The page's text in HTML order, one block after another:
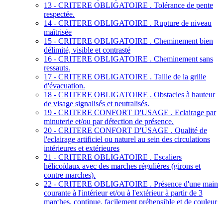
13 - CRITERE OBLIGATOIRE . Tolérance de pente
respectée.
14 - CRITERE OBLIGATOIRE . Rupture de niveau
maîtrisée
15 - CRITERE OBLIGATOIRE . Cheminement bien
délimité, visible et contrasté
16 - CRITERE OBLIGATOIRE . Cheminement sans
ressauts.
17 - CRITERE OBLIGATOIRE . Taille de la grille
d'évacuation.
18 - CRITERE OBLIGATOIRE . Obstacles à hauteur
de visage signalisés et neutralisés.
19 - CRITERE CONFORT D'USAGE . Eclairage par
minuterie et/ou par détection de présence.
20 - CRITERE CONFORT D'USAGE . Qualité de
l'eclairage artificiel ou naturel au sein des circulations
intérieures et extérieures
21 - CRITERE OBLIGATOIRE . Escaliers
hélicoïdaux avec des marches régulières (girons et
contre marches).
22 - CRITERE OBLIGATOIRE . Présence d'une main
courante à l'intérieur et/ou à l'extérieur à partir de 3
marches, continue, facilement préhensible et de couleur